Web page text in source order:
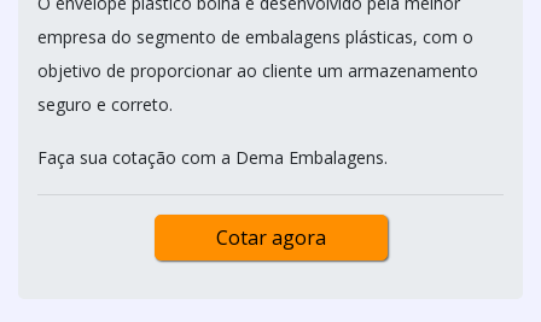
empresa do segmento de embalagens plásticas, com o
objetivo de proporcionar ao cliente um armazenamento
seguro e correto.
Faça sua cotação com a Dema Embalagens.
Cotar agora